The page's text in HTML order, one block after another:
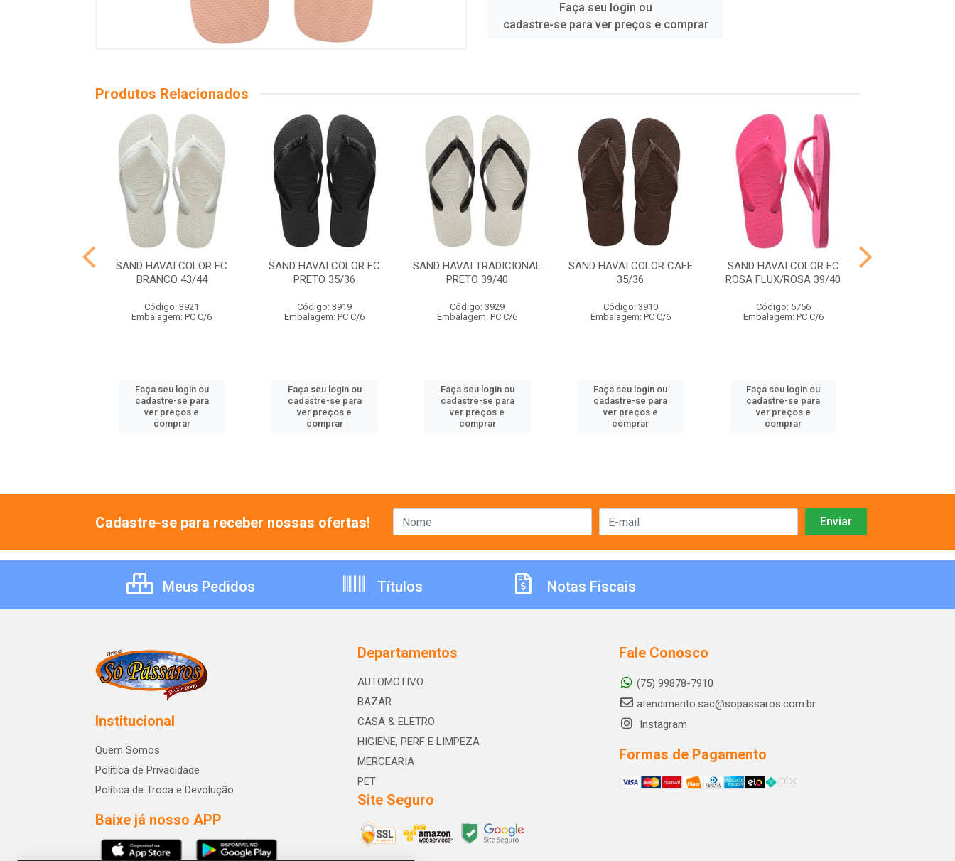
Faça seu login ou
cadastre-se para ver preços e comprar
Produtos Relacionados
SAND HAVAI COLOR FC
BRANCO 43/44
Código: 3921
Embalagem: PC C/6
Faça seu login ou
cadastre-se para
ver preços e
comprar
SAND HAVAI COLOR FC
PRETO 35/36
Código: 3919
Embalagem: PC C/6
Faça seu login ou
cadastre-se para
ver preços e
comprar
SAND HAVAI TRADICIONAL
PRETO 39/40
Código: 3929
Embalagem: PC C/6
Faça seu login ou
cadastre-se para
ver preços e
comprar
SAND HAVAI COLOR CAFE
35/36
Código: 3910
Embalagem: PC C/6
Faça seu login ou
cadastre-se para
ver preços e
comprar
SAND HAVAI COLOR FC
ROSA FLUX/ROSA 39/40
Código: 5756
Embalagem: PC C/6
Faça seu login ou
cadastre-se para
ver preços e
comprar
Cadastre-se para receber nossas ofertas!
Meus Pedidos Títulos Notas Fiscais
Institucional
Quem Somos
Política de Privacidade
Política de Troca e Devolução
Baixe já nosso APP
Departamentos
AUTOMOTIVO
BAZAR
CASA & ELETRO
HIGIENE, PERF E LIMPEZA
MERCEARIA
PET
Site Seguro
Fale Conosco
(75) 99878-7910
atendimento.sac@sopassaros.com.br
Instagram
Formas de Pagamento